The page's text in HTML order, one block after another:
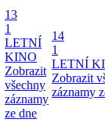
13
1
LETNÍ
KINO
Zobrazit
všechny
záznamy
ze dne
14
1
LETNÍ
Zobrazit
záznamy